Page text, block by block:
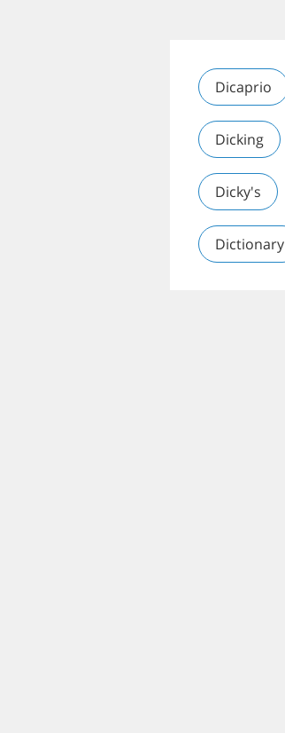
Dicaprio
Dicking
Dicky's
Dictionary